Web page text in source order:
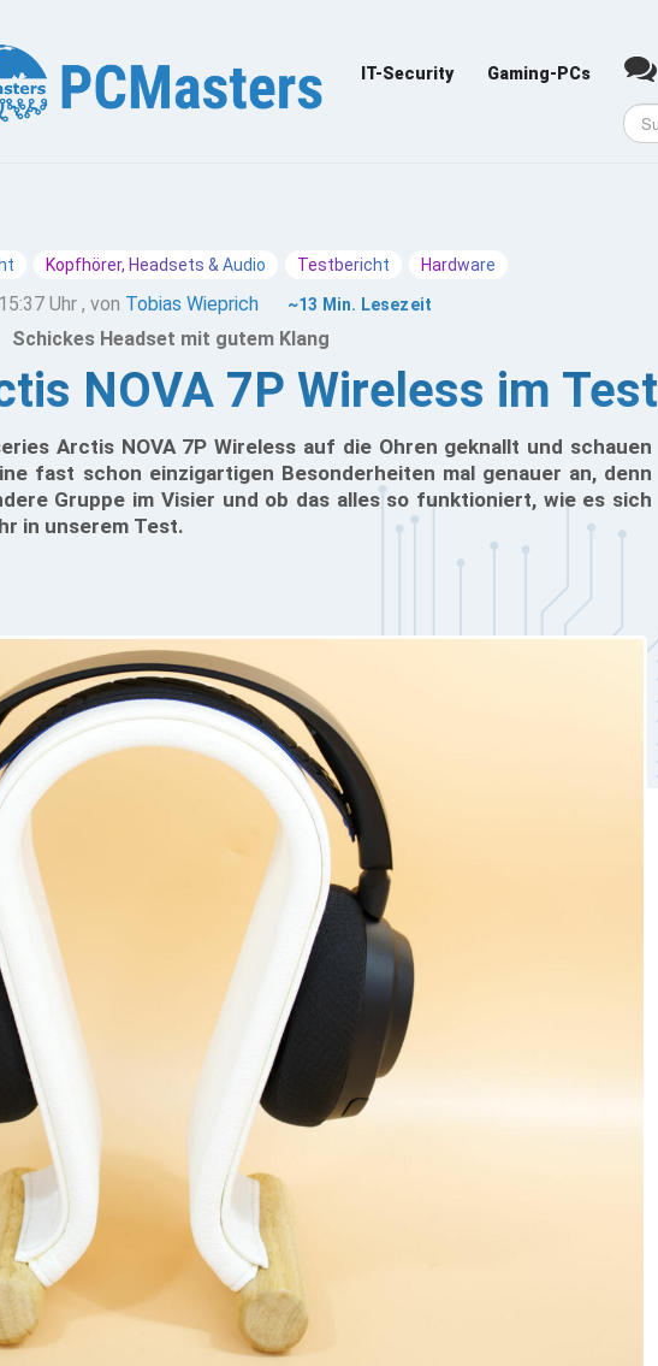
IT-Security Gaming-PCs
Kopfhörer, Headsets & Audio Testbericht Hardware
Uhr , von Tobias Wieprich ~13 Min. Lesezeit
Schickes Headset mit gutem Klang
NOVA 7P Wireless im Test
Arctis NOVA 7P Wireless auf die Ohren geknallt und schauen
fast schon einzigartigen Besonderheiten mal genauer an, denn
Gruppe im Visier und ob das alles so funktioniert, wie es sich
in unserem Test.